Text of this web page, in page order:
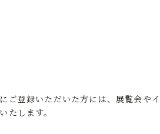
ご登録いただいた方には、展覧会や
たします。